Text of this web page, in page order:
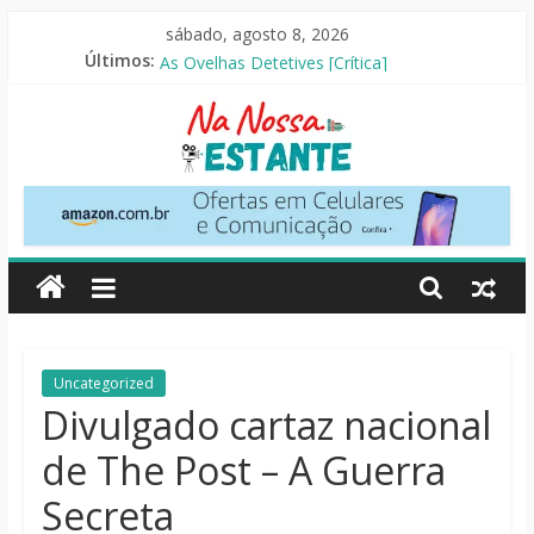
sábado, agosto 8, 2026
Últimos: O Pistoleiro [Resenha Literária]
As Ovelhas Detetives [Crítica]
Mestres do Universo [Crtítica]
Slow Horses – 3ª Temporada [Crítica]
Seus Amigos e Vizinhos [Crítica]
Na
Nossa
Estante
Críticas
livros,
filmes,
séries
Uncategorized
Divulgado cartaz nacional
de The Post – A Guerra
Secreta